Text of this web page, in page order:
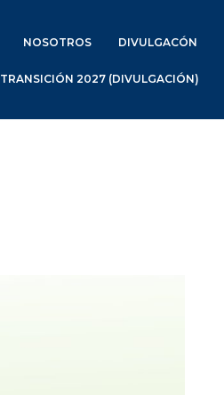
NOSOTROS DIVULGACÓN
TRANSICIÓN 2027 (DIVULGACIÓN)